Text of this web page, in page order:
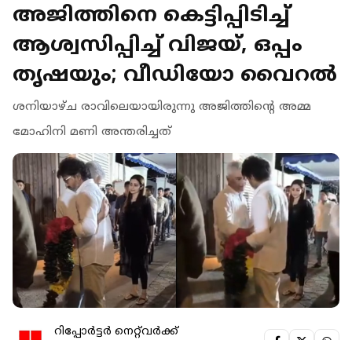
അജിത്തിനെ കെട്ടിപ്പിടിച്ച്
ആശ്വസിപ്പിച്ച് വിജയ്, ഒപ്പം
തൃഷയും; വീഡിയോ വൈറൽ
ശനിയാഴ്ച രാവിലെയായിരുന്നു അജിത്തിന്റെ അമ്മ
മോഹിനി മണി അന്തരിച്ചത്
റിപ്പോർട്ടർ നെറ്റ്‌വര്‍ക്ക്‌